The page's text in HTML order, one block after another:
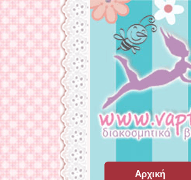
Αρχική